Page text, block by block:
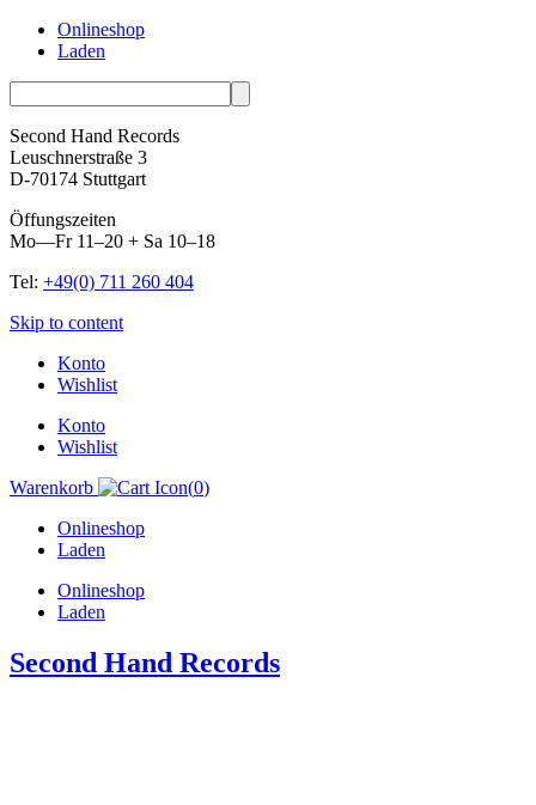
Onlineshop
Laden
Second Hand Records
Leuschnerstraße 3
D-70174 Stuttgart
Öffungszeiten
Mo—Fr 11–20 + Sa 10–18
Tel: +49(0) 711 260 404
Skip to content
Konto
Wishlist
Konto
Wishlist
Warenkorb
(0)
Onlineshop
Laden
Onlineshop
Laden
Second Hand Records